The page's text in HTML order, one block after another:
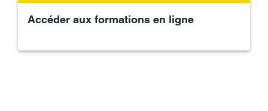
Accéder aux formations en ligne